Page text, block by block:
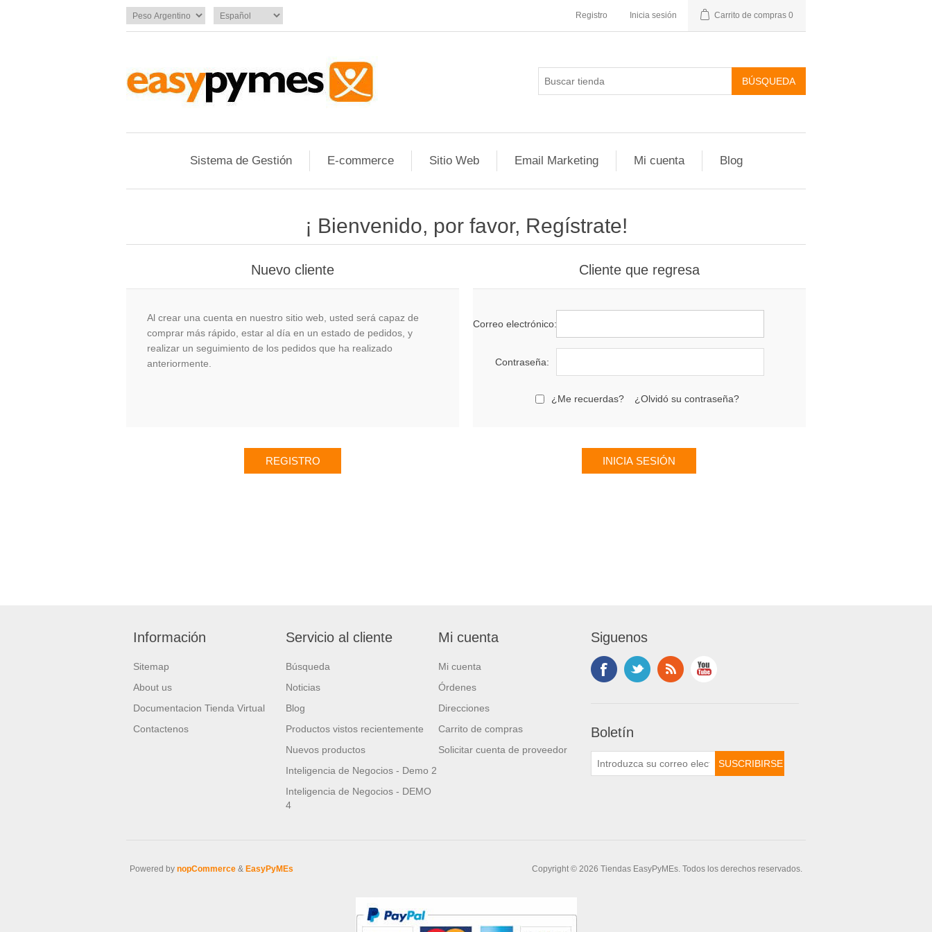
Registro Inicia sesión Carrito de compras 0
Sistema de Gestión E-commerce Sitio Web Email Marketing Mi cuenta Blog
¡ Bienvenido, por favor, Regístrate!
Nuevo cliente
Al crear una cuenta en nuestro sitio web, usted será capaz de
comprar más rápido, estar al día en un estado de pedidos, y
realizar un seguimiento de los pedidos que ha realizado
anteriormente.
Cliente que regresa
Correo electrónico:
Contraseña:
¿Me recuerdas? ¿Olvidó su contraseña?
Información
Sitemap
About us
Documentacion Tienda Virtual
Contactenos
Servicio al cliente
Búsqueda
Noticias
Blog
Productos vistos recientemente
Nuevos productos
Inteligencia de Negocios - Demo 2
Inteligencia de Negocios - DEMO
4
Mi cuenta
Mi cuenta
Órdenes
Direcciones
Carrito de compras
Solicitar cuenta de proveedor
Siguenos
Boletín
Copyright © 2026 Tiendas EasyPyMEs. Todos los derechos reservados.
Powered by nopCommerce & EasyPyMEs